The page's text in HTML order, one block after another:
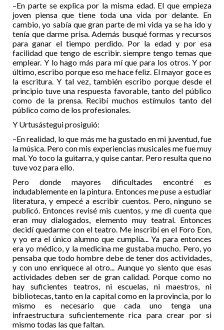
–En parte se explica por la misma edad. El que empieza
joven piensa que tiene toda una vida por delante. En
cambio, yo sabía que gran parte de mi vida ya se ha ido y
tenía que darme prisa. Además busqué formas y recursos
para ganar el tiempo perdido. Por la edad y por esa
facilidad que tengo de escribir. siempre tengo temas que
emplear. Y lo hago más para mí que para los otros. Y por
último, escribo porque eso me hace feliz. El mayor goce es
la escritura. Y tal vez, también escribo porque desde el
principio tuve una respuesta favorable, tanto del público
como de la prensa. Recibí muchos estímulos tanto del
público como de los profesionales.
Y Urtusástegui prosiguió:
–En realidad, lo que más me ha gustado en mi juventud, fue
la música. Pero con mis experiencias musicales me fue muy
mal. Yo toco la guitarra, y quise cantar. Pero resulta que no
tuve voz para ello.
Pero donde mayores dificultades encontré es
indudablemente en la pintura. Entonces me puse a estudiar
literatura, y empecé a escribir cuentos. Pero, ninguno se
publicó. Entonces revisé mis cuentos, y me di cuenta que
eran muy dialogados, elemento muy teatral. Entonces
decidí quedarme con el teatro. Me inscribí en el Foro Eon,
y yo era el único alumno que cumplía... Ya para entonces
era yo médico, y la medicina me gustaba mucho. Pero, yo
pensaba que todo hombre debe de tener dos actividades,
y con uno enriquece al otro... Aunque yo siento que esas
actividades deben ser de gran calidad. Porque como no
hay suficientes teatros, ni escuelas, ni maestros, ni
bibliotecas, tanto en la capital como en la provincia, por lo
mismo es necesario que cada uno tenga una
infraestructura suficientemente rica para crear por si
mismo todas las que faltan.